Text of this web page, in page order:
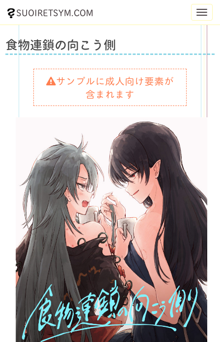
SUOIRETSYM.COM
食物連鎖の向こう側
サンプルに成人向け要素が
含まれます